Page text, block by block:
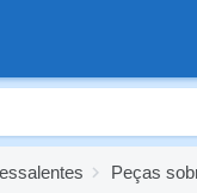
Peças